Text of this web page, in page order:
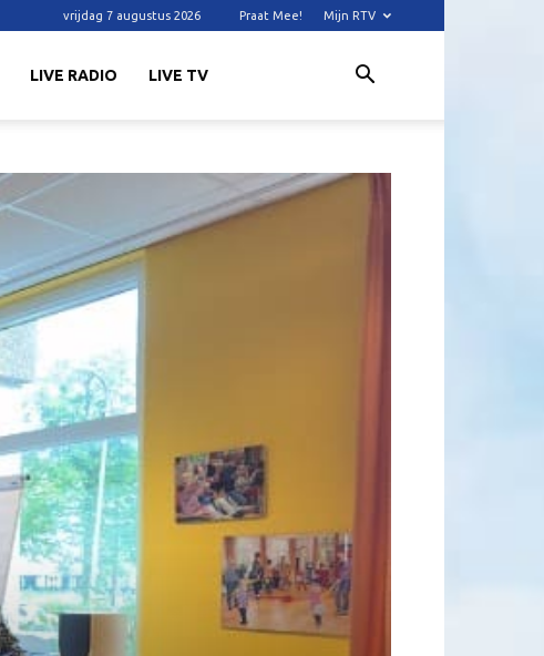
vrijdag 7 augustus 2026 Praat Mee! Mijn RTV
LIVE RADIO LIVE TV